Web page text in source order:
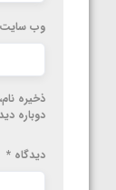
وب‌ سایت
ذخیره
دوباره
دیدگاه *